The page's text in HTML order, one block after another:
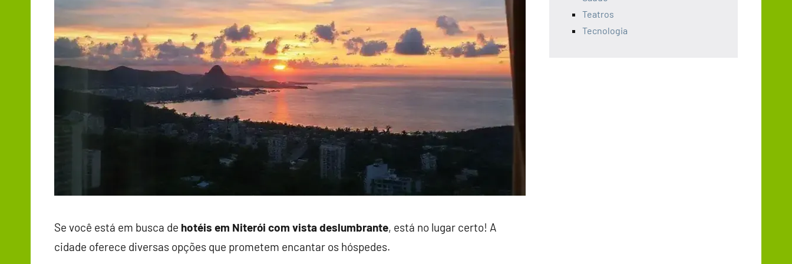
Se você está em busca de hotéis em Niterói com vista deslumbrante, está no lugar certo! A
cidade oferece diversas opções que prometem encantar os hóspedes.
Teatros
Tecnologia